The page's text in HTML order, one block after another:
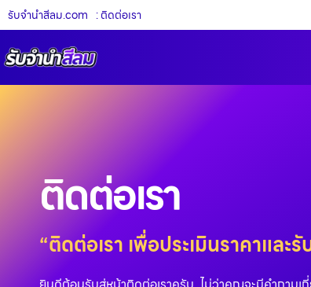
รับจํานําสีลม.com : ติดต่อเรา
ติดต่อเรา
“ติดต่อเรา เพื่อประเมินราคาและ